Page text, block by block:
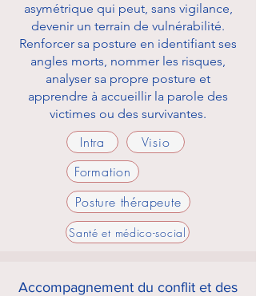
asymétrique qui peut, sans vigilance,
devenir un terrain de vulnérabilité.
Renforcer sa posture en identifiant ses
angles morts, nommer les risques,
analyser sa propre posture et
apprendre à accueillir la parole des
victimes ou des survivantes.
Intra
Visio
Formation
Posture thérapeute
Santé et médico-social
Accompagnement du conflit et des